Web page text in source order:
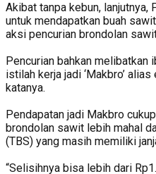
Akibat tanpa kebun, lanjutnya,
untuk mendapatkan buah
aksi pencurian brondolan
Pencurian bahkan melibatkan
istilah kerja jadi ‘Makbro’
katanya.
Pendapatan jadi Makbro
brondolan sawit lebih mahal
(TBS) yang masih memiliki
“Selisihnya bisa lebih dari